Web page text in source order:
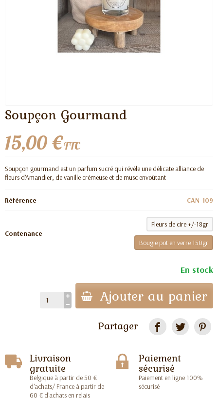
Soupçon Gourmand
15,00 €TTC
Soupçon gourmand est un parfum sucré qui révèle une délicate alliance de
fleurs d'Amandier, de vanille crémeuse et de musc envoûtant
Référence CAN-109
Contenance
Fleurs de cire +/-18gr
Bougie pot en verre 150gr
En stock
Ajouter au panier
Partager
Livraison
gratuite
Belgique à partir de 50 €
d'achats/ France à partir de
60 € d'achats en relais
Paiement
sécurisé
Paiement en ligne 100%
sécurisé